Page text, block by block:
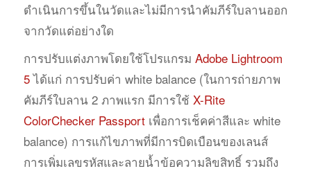
ดำเนินการขึ้นในวัดและไม่มีการนำคัมภีร์ใบลานออก
จากวัดแต่อย่างใด
การปรับแต่งภาพโดยใช้โปรแกรม Adobe Lightroom
5ได้แก่ การปรับค่า white balance (ในการถ่ายภาพ
คัมภีร์ใบลาน 2 ภาพแรก มีการใช้ X-Rite
ColorChecker Passportเพื่อการเช็คค่าสีและ white
balance) การแก้ไขภาพที่มีการบิดเบือนของเลนส์
การเพิ่มเลขรหัสและลายน้ำข้อความลิขสิทธิ์ รวมถึง